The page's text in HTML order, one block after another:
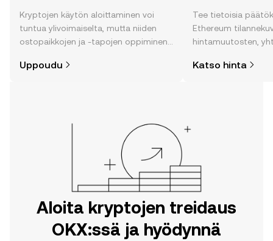
Kryptojen käytön aloittaminen voi
tuntua ylivoimaiselta, mutta niiden
ostopaikkojen ja -tapojen oppiminen
matkasi OKX:n mobiilisovelluksessa
Uppoudu
Tee tietoisia
Ethereum
hintamuutosten,
Katso hinta
Aloita kryptojen treidaus
OKX:ssä ja hyödynnä